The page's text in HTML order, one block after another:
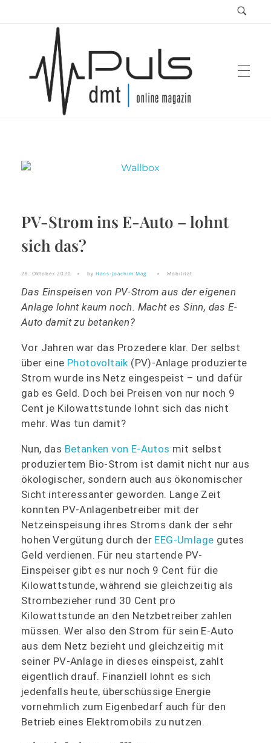
Puls Magazin
Zukunft der Mobilität
PV-Strom ins E-Auto – lohnt
sich das?
28. Oktober 2020 by Hans-Joachim Mag Mobilität
Das Einspeisen von PV-Strom aus der eigenen
Anlage lohnt kaum noch. Macht es Sinn, das E-
Auto damit zu betanken?
Vor Jahren war das Prozedere klar. Der selbst
über eine Photovoltaik(PV)-Anlage produzierte
Strom wurde ins Netz eingespeist – und dafür
gab es Geld. Doch bei Preisen von nur noch 9
Cent je Kilowattstunde lohnt sich das nicht
mehr. Was tun damit?
Nun, das Betanken von E-Autos mit selbst
produziertem Bio-Strom ist damit nicht nur aus
ökologischer, sondern auch aus ökonomischer
Sicht interessanter geworden. Lange Zeit
konnten PV-Anlagenbetreiber mit der
Netzeinspeisung ihres Stroms dank der sehr
hohen Vergütung durch der EEG-Umlage gutes
Geld verdienen. Für neu startende PV-
Einspeiser gibt es nur noch 9 Cent für die
Kilowattstunde, während sie gleichzeitig als
Strombezieher rund 30 Cent pro
Kilowattstunde an den Netzbetreiber zahlen
müssen. Wer also den Strom für sein E-Auto
aus dem Netz bezieht und gleichzeitig mit
seiner PV-Anlage in dieses einspeist, zahlt
eigentlich drauf. Finanziell lohnt es sich
jedenfalls heute, überschüssige Energie
vornehmlich zum Eigenbedarf auch für den
Betrieb eines Elektromobils zu nutzen.